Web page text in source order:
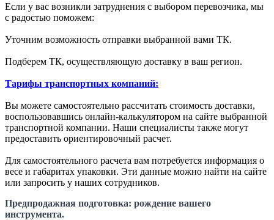
Если у вас возникли затруднения с выбором перевозчика, мы
с радостью поможем:
Уточним возможность отправки выбранной вами ТК.
Подберем ТК, осуществляющую доставку в ваш регион.
Тарифы транспортных компаний:
Вы можете самостоятельно рассчитать стоимость доставки,
воспользовавшись онлайн-калькулятором на сайте выбранной
транспортной компании. Наши специалисты также могут
предоставить ориентировочный расчет.
Для самостоятельного расчета вам потребуется информация о
весе и габаритах упаковки. Эти данные можно найти на сайте
или запросить у наших сотрудников.
Предпродажная подготовка: рождение вашего
инструмента.